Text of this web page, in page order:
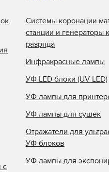
с
Системы коронации
станции и генераторы
разряда
Инфракрасные лампы
УФ LED блоки (UV LED)
УФ лампы для
УФ лампы для сушек
Отражатели для
УФ блоков
УФ лампы для